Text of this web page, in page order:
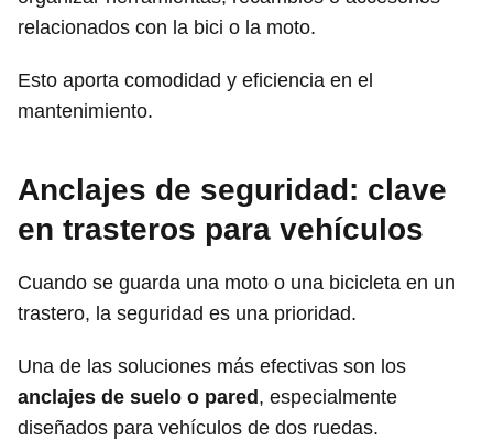
relacionados con la bici o la moto.
Esto aporta comodidad y eficiencia en el
mantenimiento.
Anclajes de seguridad: clave
en trasteros para vehículos
Cuando se guarda una moto o una bicicleta en un
trastero, la seguridad es una prioridad.
Una de las soluciones más efectivas son los
anclajes de suelo o pared , especialmente
diseñados para vehículos de dos ruedas.